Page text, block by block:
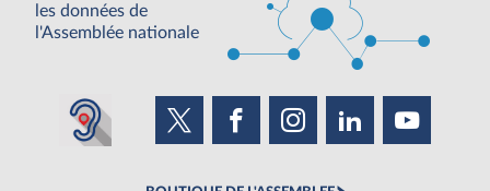
les données de
l'Assemblée nationale